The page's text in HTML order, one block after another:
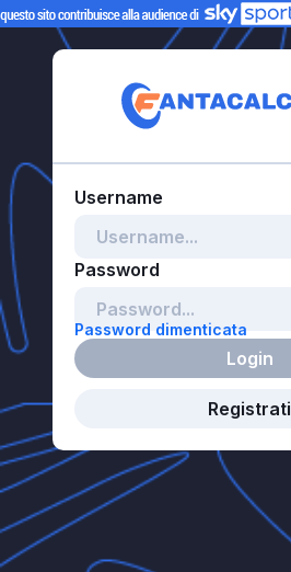
Password dimenticata
Login
Registrati